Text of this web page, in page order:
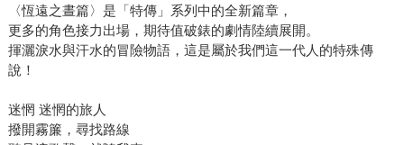
〈恆遠之晝篇〉是「特傳」系列中的全新篇章，
更多的角色接力出場，期待值破錶的劇情陸續展開。
揮灑淚水與汗水的冒險物語，這是屬於我們這一代人的特殊傳
說！
迷惘 迷惘的旅人
撥開霧簾，尋找路線